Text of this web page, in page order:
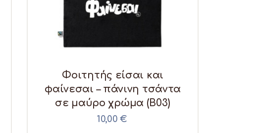
Φοιτητής είσαι και
φαίνεσαι – πάνινη τσάντα
σε μαύρο χρώμα (B03)
10,00 €